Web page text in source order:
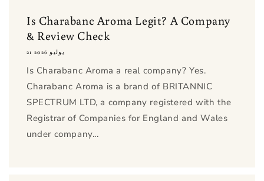
Is Charabanc Aroma Legit? A Company
& Review Check
21 يوليو 2026
Is Charabanc Aroma a real company? Yes.
Charabanc Aroma is a brand of BRITANNIC
SPECTRUM LTD, a company registered with the
Registrar of Companies for England and Wales
under company...